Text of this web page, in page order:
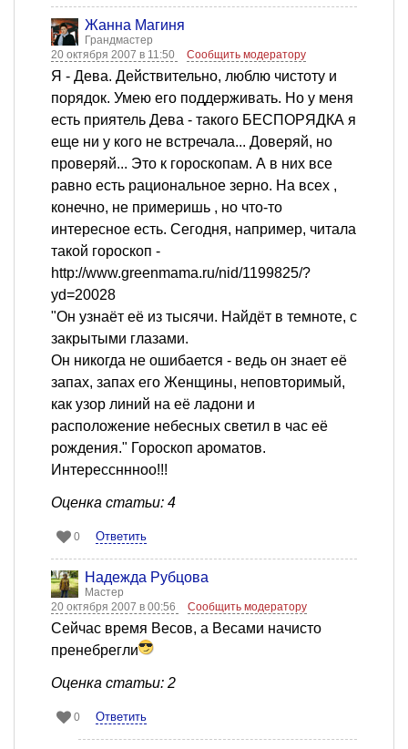
Жанна Магиня
Грандмастер
20 октября 2007 в 11:50
Сообщить модератору
Я - Дева. Действительно, люблю чистоту и
порядок. Умею его поддерживать. Но у меня
есть приятель Дева - такого БЕСПОРЯДКА я
еще ни у кого не встречала... Доверяй, но
проверяй... Это к гороскопам. А в них все
равно есть рациональное зерно. На всех ,
конечно, не примеришь , но что-то
интересное есть. Сегодня, например, читала
такой гороскоп -
http://www.greenmama.ru/nid/1199825/?
yd=20028
"Он узнаёт её из тысячи. Найдёт в темноте, с
закрытыми глазами.
Он никогда не ошибается - ведь он знает её
запах, запах его Женщины, неповторимый,
как узор линий на её ладони и
расположение небесных светил в час её
рождения." Гороскоп ароматов.
Интерессннноо!!!
Оценка статьи: 4
0 Ответить
Надежда Рубцова
Мастер
20 октября 2007 в 00:56
Сообщить модератору
Сейчас время Весов, а Весами начисто
пренебрегли
Оценка статьи: 2
0 Ответить